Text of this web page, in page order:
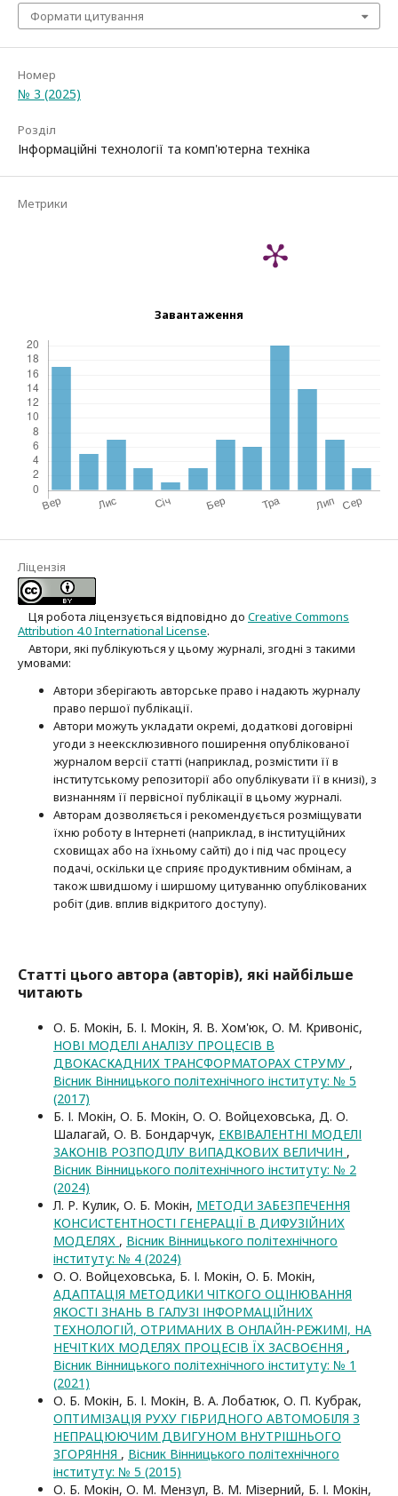
Формати цитування
Номер
№ 3 (2025)
Розділ
Інформаційні технології та комп'ютерна техніка
Метрики
Завантаження
Ліцензія
Ця робота ліцензується відповідно до Creative Commons
Attribution 4.0 International License.
Автори, які публікуються у цьому журналі, згодні з такими
умовами:
Автори зберігають авторське право і надають журналу
право першої публі­кації.
Автори можуть укладати окремі, додат­кові договірні
угоди з неексклюзив­ного поширення опублікованої
журналом версії статті (наприклад, розмістити її в
інститутському репозиторії або опубліку­вати її в книзі), з
визнанням її первісної публікації в цьому журналі.
Авторам дозволяється і рекомендується розміщувати
їхню роботу в Інтернеті (наприклад, в інституційних
сховищах або на їхньому сайті) до і під час процесу
подачі, оскільки це сприяє продуктивним обмінам, а
також швидшому і ширшому цитуванню опубліко­ва­них
робіт (див. вплив відкритого доступу).
Статті цього автора (авторів), які найбільше
читають
О. Б. Мокін, Б. І. Мокін, Я. В. Хом'юк, О. М. Кривоніс,
НОВІ МОДЕЛІ АНАЛІЗУ ПРОЦЕСІВ В
ДВОКАСКАДНИХ ТРАНСФОРМАТОРАХ СТРУМУ ,
Вісник Вінницького політехнічного інституту: № 5
(2017)
Б. І. Мокін, О. Б. Мокін, О. О. Войцеховська, Д. О.
Шалагай, О. В. Бондарчук, ЕКВІВАЛЕНТНІ МОДЕЛІ
ЗАКОНІВ РОЗПОДІЛУ ВИПАДКОВИХ ВЕЛИЧИН ,
Вісник Вінницького політехнічного інституту: № 2
(2024)
Л. Р. Кулик, О. Б. Мокін, МЕТОДИ ЗАБЕЗПЕЧЕННЯ
КОНСИСТЕНТНОСТІ ГЕНЕРАЦІЇ В ДИФУЗІЙНИХ
МОДЕЛЯХ , Вісник Вінницького політехнічного
інституту: № 4 (2024)
О. О. Войцеховська, Б. І. Мокін, О. Б. Мокін,
АДАПТАЦІЯ МЕТОДИКИ ЧІТКОГО ОЦІНЮВАННЯ
ЯКОСТІ ЗНАНЬ В ГАЛУЗІ ІНФОРМАЦІЙНИХ
ТЕХНОЛОГІЙ, ОТРИМАНИХ В ОНЛАЙН-РЕЖИМІ, НА
НЕЧІТКИХ МОДЕЛЯХ ПРОЦЕСІВ ЇХ ЗАСВОЄННЯ ,
Вісник Вінницького політехнічного інституту: № 1
(2021)
О. Б. Мокін, Б. І. Мокін, В. А. Лобатюк, О. П. Кубрак,
ОПТИМІЗАЦІЯ РУХУ ГІБРИДНОГО АВТОМОБІЛЯ З
НЕПРАЦЮЮЧИМ ДВИГУНОМ ВНУТРІШНЬОГО
ЗГОРЯННЯ , Вісник Вінницького політехнічного
інституту: № 5 (2015)
О. Б. Мокін, О. М. Мензул, В. М. Мізерний, Б. І. Мокін,